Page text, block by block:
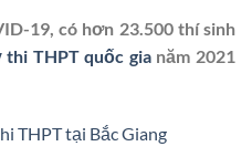
19, có hơn 23.500 thí sinh
thi THPT quốc gianăm 2021
THPT tại Bắc Giang